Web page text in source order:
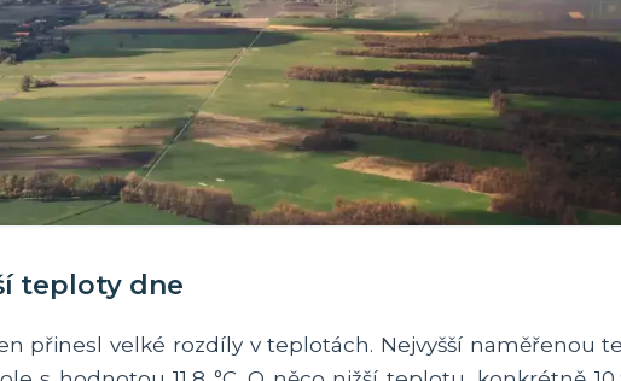
teploty dne
přinesl velké rozdíly v teplotách. Nejvyšší naměřenou